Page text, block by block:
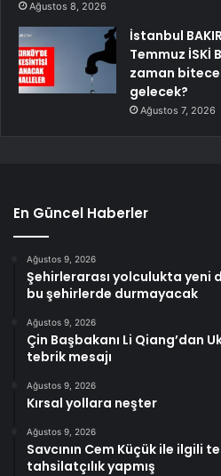
Ağustos 8, 2026
İstanbul
Temmuz İSKİ
zaman
gelecek?
Ağustos 7, 2026
En Güncel Haberler
Ağustos 9, 2026
Şehirlerarası yolculukta yeni
bu şehirlerde durmayacak
Ağustos 9, 2026
Çin Başbakanı Li Qiang’dan
tebrik mesajı
Ağustos 9, 2026
Kırsal yollara neşter
Ağustos 9, 2026
Savcının Cem Küçük ile ilgili
tahsilatçılık yapmış